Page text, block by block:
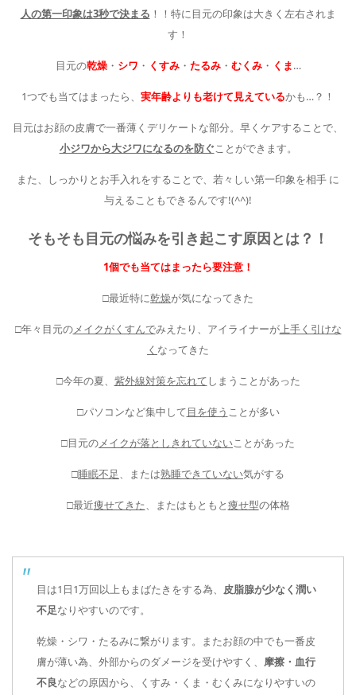
人の第一印象は3秒で決まる ！！特に目元の印象は大きく左右されま
す！
目元の乾燥・ シワ ・ くすみ・ たるみ・ むくみ・ くま…
1つでも当てはまったら、 実年齢よりも老けて見えているかも…？！
目元はお顔の皮膚で一番薄くデリケートな部分。早くケアすることで、
小ジワから大ジワになるのを防ぐことができます。
また、しっかりとお手入れをすることで、若々しい第一印象を相手 に
与えることもできるんです!(^^)!
そもそも目元の悩みを引き起こす原因とは？！
1個でも当てはまったら要注意！
□最近特に乾燥が気になってきた
□年々目元のメイクがくすんでみえたり、アイライナーが上手く引けな
く なってきた
□今年の夏、 紫外線対策を忘れてしまうことがあった
□パソコンなど集中して目を使う ことが多い
□目元のメイクが落としきれていないことがあった
□睡眠不足、または熟睡できていない気がする
□最近痩せてきた、またはもともと痩せ型の体格
目は1日1万回以上もまばたきをする為、 皮脂腺が少なく潤い
不足なりやすいのです。
乾燥・シワ・たるみに繋がります。またお顔の中でも一番皮
膚が薄い為、外部からのダメージを受けやすく、 摩擦・血行
不良などの原因から、くすみ・くま・むくみになりやすいの